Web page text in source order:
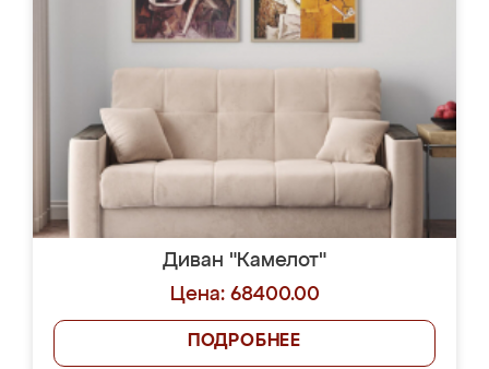
Диван "Камелот"
Цена: 68400.00
ПОДРОБНЕЕ